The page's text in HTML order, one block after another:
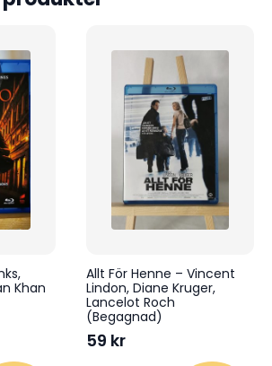
Khan
Allt För Henne – Vincent
Lindon, Diane Kruger,
Lancelot Roch
(Begagnad)
59 kr